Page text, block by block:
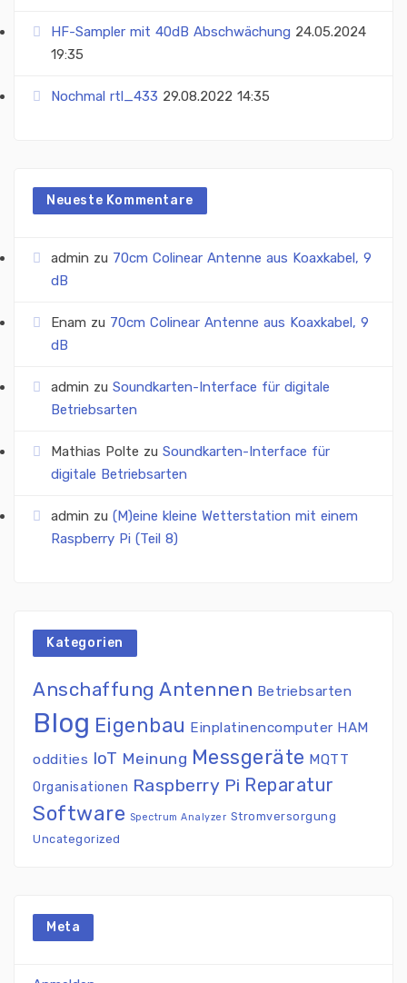
HF-Sampler mit 40dB Abschwächung 24.05.2024
19:35
Nochmal rtl_433 29.08.2022 14:35
Neueste Kommentare
admin zu 70cm Colinear Antenne aus Koaxkabel, 9
dB
Enam zu 70cm Colinear Antenne aus Koaxkabel, 9
dB
admin zu Soundkarten-Interface für digitale
Betriebsarten
Mathias Polte zu Soundkarten-Interface für
digitale Betriebsarten
admin zu (M)eine kleine Wetterstation mit einem
Raspberry Pi (Teil 8)
Kategorien
Anschaffung Antennen Betriebsarten
Blog Eigenbau Einplatinencomputer HAM
oddities IoT Meinung Messgeräte MQTT
Organisationen Raspberry Pi Reparatur
Software Spectrum Analyzer Stromversorgung
Uncategorized
Meta